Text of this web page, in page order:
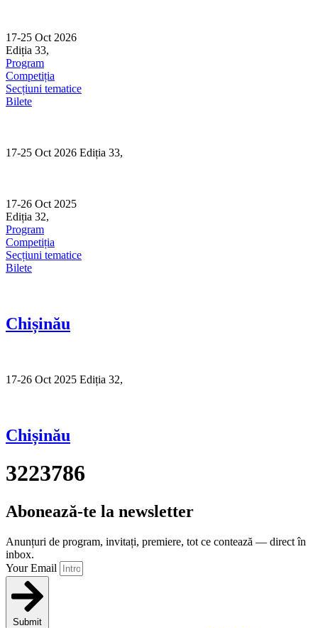
content
17-25 Oct 2026
Ediția 33,
Program
Competiția
Secțiuni tematice
Bilete
17-25 Oct 2026 Ediția 33,
17-26 Oct 2025
Ediția 32,
Program
Competiția
Secțiuni tematice
Bilete
Chișinău
17-26 Oct 2025 Ediția 32,
Chișinău
3223786
Abonează-te la newsletter
Anunțuri de program, invitați, premiere, tot ce contează — direct în
inbox.
Your Email
Submit